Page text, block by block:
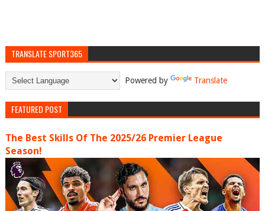
TRANSLATE SPORT365
Powered by Translate
FEATURED POST
The Best Skills Of The 2025/26 Premier League
Season!